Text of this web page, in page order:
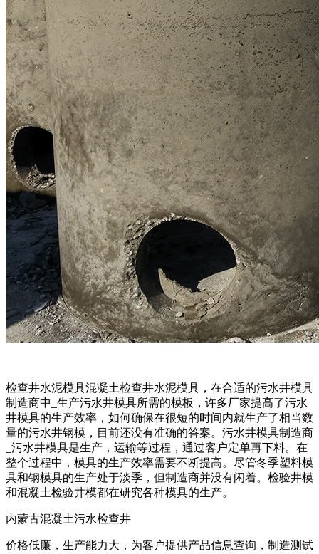
检查井水泥模具混凝土检查井水泥模具，在合适的污水井模具
制造商中_生产污水井模具所需的模板，许多厂家提高了污水
井模具的生产效率，如何确保在很短的时间内就生产了相当数
量的污水井钢模，目前还没有准确的答案。污水井模具制造商
_污水井模具是生产，运输等过程，通过客户定单再下料。在
整个过程中，模具的生产效率需要不断提高。尽管冬季塑料模
具和钢模具的生产处于淡季，但制造商并没有闲着。检验井模
和混凝土检验井模都在研究各种模具的生产。
内蒙古混凝土污水检查井
价格低廉，生产能力大，为客户提供产品信息查询，制造测试